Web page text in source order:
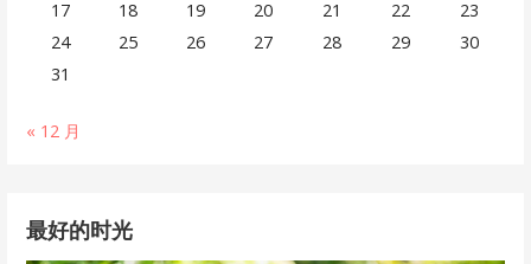
17
18 19 20 21 22
23
24
25 26 27 28 29
30
31
« 12 月
最好的时光